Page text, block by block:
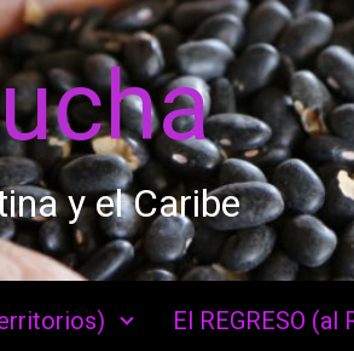
y el Caribe
El REGRESO (al